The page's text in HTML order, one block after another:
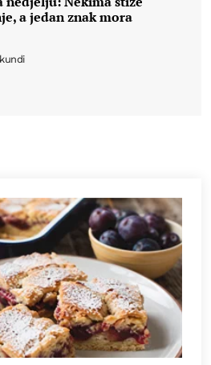
a jedan znak mora